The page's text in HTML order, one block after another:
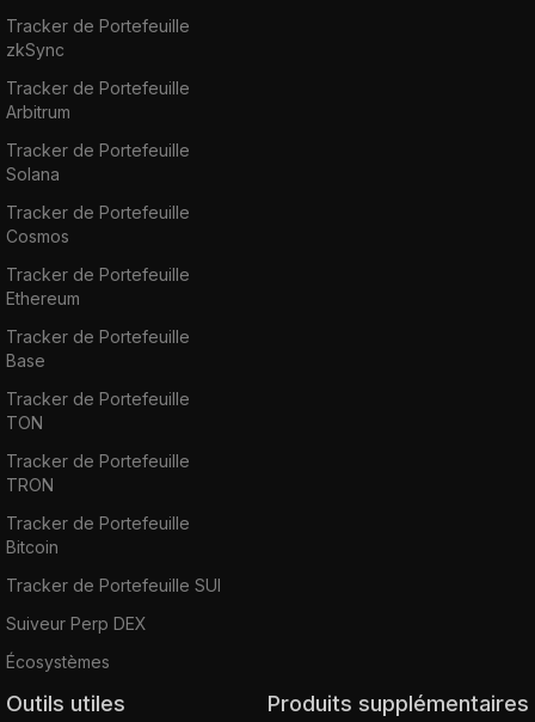
Tracker de Portefeuille
zkSync
Tracker de Portefeuille
Arbitrum
Tracker de Portefeuille
Solana
Tracker de Portefeuille
Cosmos
Tracker de Portefeuille
Ethereum
Tracker de Portefeuille
Base
Tracker de Portefeuille
TON
Tracker de Portefeuille
TRON
Tracker de Portefeuille
Bitcoin
Tracker de Portefeuille SUI
Suiveur Perp DEX
Écosystèmes
Outils utiles Produits supplémentaires